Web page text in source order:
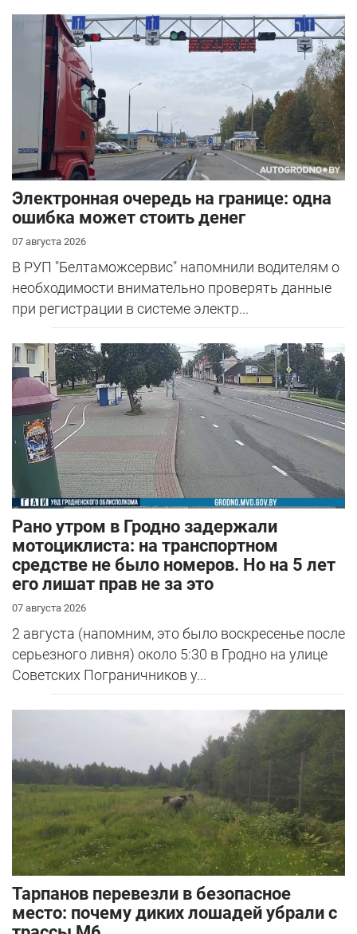
Электронная очередь на границе: одна
ошибка может стоить денег
07 августа 2026
В РУП "Белтаможсервис" напомнили водителям о
необходимости внимательно проверять данные
при регистрации в системе электр...
Рано утром в Гродно задержали
мотоциклиста: на транспортном
средстве не было номеров. Но на 5 лет
его лишат прав не за это
07 августа 2026
2 августа (напомним, это было воскресенье после
серьезного ливня) около 5:30 в Гродно на улице
Советских Пограничников у...
Тарпанов перевезли в безопасное
место: почему диких лошадей убрали с